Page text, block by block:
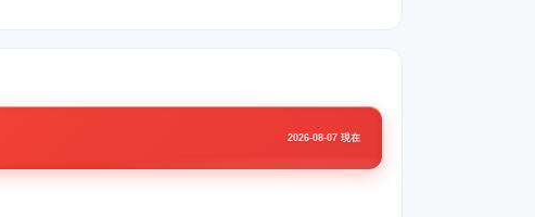
2026-08-07 現在